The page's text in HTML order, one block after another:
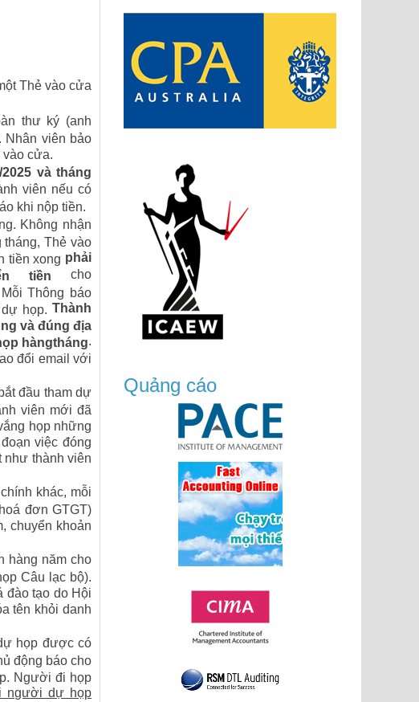
Thẻ vào cửa
thư ký (anh
Nhân viên bảo
cửa.
và tháng
viên nếu có
khi nộp tiền.
Không nhận
Thẻ vào
tiền xong phải
tiền
cho
Mỗi Thông báo
họp. Thành
và đúng địa
hàngtháng.
đổi email với
đầu tham dự
viên mới đã
họp những
việc đóng
như thành viên
khác, mỗi
đơn GTGT)
chuyển khoản
hàng năm cho
Câu lạc bộ).
đào tạo do Hội
tên khỏi danh
họp được có
động báo cho
Người đi họp
người dự họp
Quảng cáo